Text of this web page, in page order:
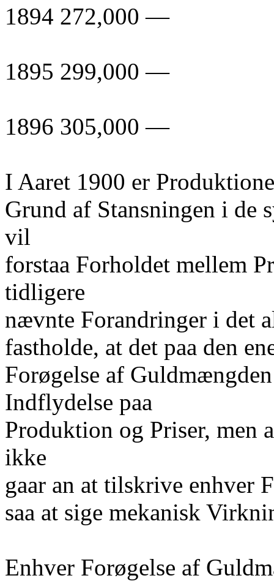
1894 272,000 —
1895 299,000 —
1896 305,000 —
I Aaret 1900 er
Grund af Stansningen i
vil
forstaa Forholdet mellem
tidligere
nævnte Forandringer i det
fastholde, at det paa den
Forøgelse af
Indflydelse paa
Produktion og Priser, men
ikke
gaar an at tilskrive enhver
saa at sige mekanisk
Enhver Forøgelse af